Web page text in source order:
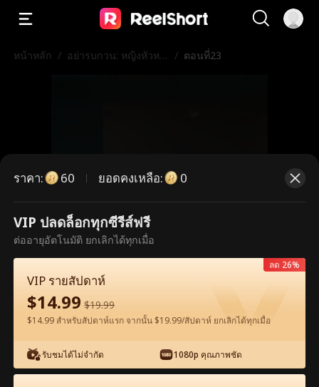
หน้าหลัก / อย่ารบกวน: หญิงหัวหน้
/ ตอนที่23
ตอนนี้เป็นตอนพรีเมียม กรุณาปลดล็อก
เพื่อรับชม
ปลดล็อกทันที
ดูฟรีในแอป
ราคา: 60 ยอดคงเหลือ: 0
VIP ปลดล็อกทุกซีรีส์ฟรี
ต่ออายุอัตโนมัติ ยกเลิกได้ทุกเมื่อ
VIP รายสัปดาห์
$14.99 $19.99
$14.99 สำหรับสัปดาห์แรก จากนั้น $19.99/สัปดาห์ ยกเลิกได้ทุกเมื่อ
รับชมได้ไม่จำกัด 1080p คุณภาพชัด
ลด 26%